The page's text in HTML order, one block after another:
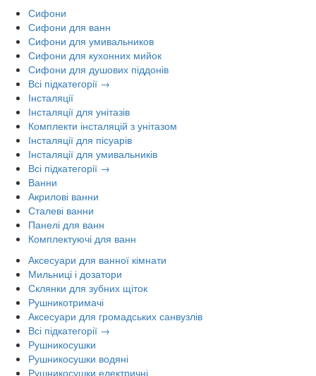
Сифони
Сифони для ванн
Сифони для умивальников
Сифони для кухонних мийок
Сифони для душових піддонів
Всі підкатегорії →
Інсталяції
Інсталяції для унітазів
Комплекти інсталяцій з унітазом
Інсталяції для пісуарів
Інсталяції для умивальників
Всі підкатегорії →
Ванни
Акрилові ванни
Сталеві ванни
Панелі для ванн
Комплектуючі для ванн
Аксесуари для ванної кімнати
Мильниці і дозатори
Склянки для зубних щіток
Рушникотримачі
Аксесуари для громадських санвузлів
Всі підкатегорії →
Рушникосушки
Рушникосушки водяні
Рушникосушки електричні